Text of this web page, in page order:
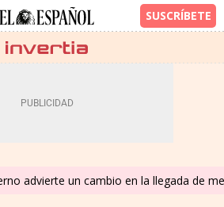
advierte un cambio en la llegada de